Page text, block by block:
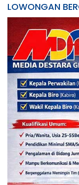
LOWONGAN